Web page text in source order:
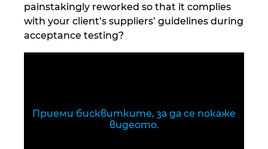
painstakingly reworked so that it complies
with your client’s suppliers’ guidelines during
acceptance testing?
Приеми бисквитките, за да се покаже
видеото.
Финландия
Франция
Хърватия